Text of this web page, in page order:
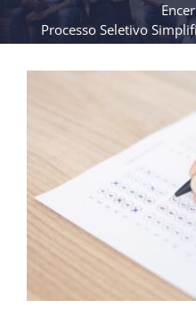
Processo Seletivo